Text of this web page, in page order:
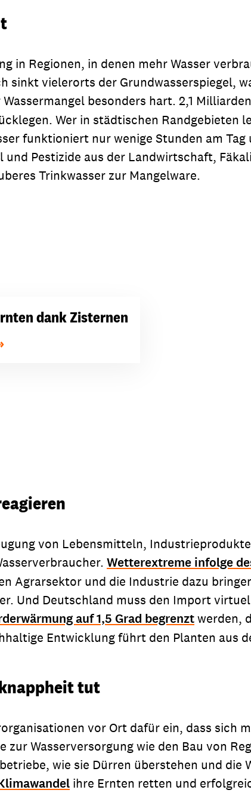
in Regionen, in denen mehr Wasser
sinkt vielerorts der Grundwasserspiegel,
besonders hart. 2,1
Wer in städtischen
funktioniert nur wenige Stunden am
Pestizide aus der Landwirtschaft,
Trinkwasser zur Mangelware.
dank Zisternen
von Lebensmitteln,
Wetterextreme infolge
Agrarsektor und die Industrie dazu
Und Deutschland muss den Import
auf 1,5 Grad begrenztwerden,
Entwicklung führt den Planten aus
tut
vor Ort dafür ein, dass sich
Wasserversorgung wie den Bau von
wie sie Dürren überstehen und
ihre Ernten retten und